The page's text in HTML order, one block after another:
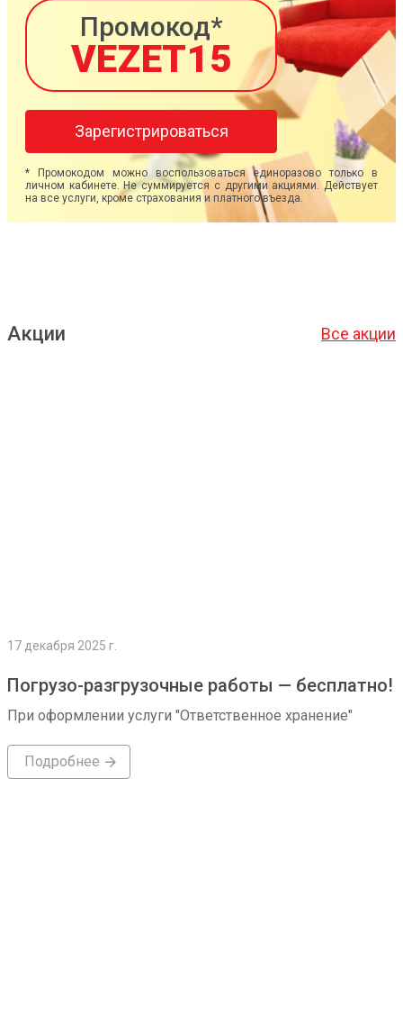
Промокод*
VEZET15
Зарегистрироваться
* Промокодом можно воспользоваться единоразово только в
личном кабинете. Не суммируется с другими акциями. Действует
на все услуги, кроме страхования и платного въезда.
Акции Все акции
17 декабря 2025 г.
Погрузо-разгрузочные работы — бесплатно!
При оформлении услуги "Ответственное хранение"
Подробнее